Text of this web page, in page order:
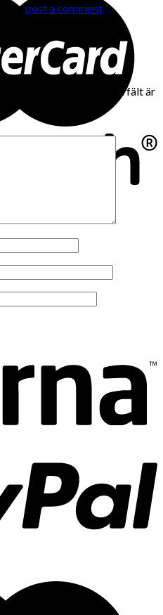
canpost a comment
Obligatoriska fält är